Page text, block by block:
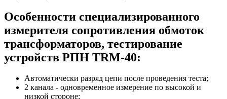
Особенности специализированного
измерителя сопротивления обмоток
трансформаторов, тестирование
устройств РПН TRM-40:
Автоматически разряд цепи после проведения теста;
2 канала - одновременное измерение по высокой и
низкой стороне;